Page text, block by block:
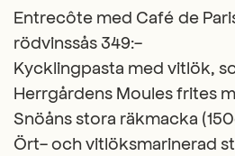
Entrecôte med Café de
rödvinssås 349:-
Kycklingpasta med vitlök,
Herrgårdens Moules frites
Snöåns stora räkmacka
Ört- och vitlöksmarinerad